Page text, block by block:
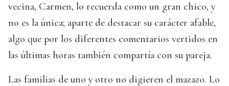
vecina, Carmen, lo recuerda como un gran chico, y
no es la única; aparte de destacar su carácter afable,
algo que por los diferentes comentarios vertidos en
las últimas horas también compartía con su pareja.
Las familias de uno y otro no digieren el mazazo. Lo